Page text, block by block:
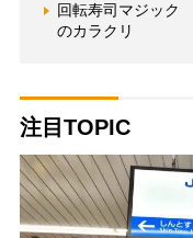
回転寿司マジック
のカラクリ
注目TOPIC